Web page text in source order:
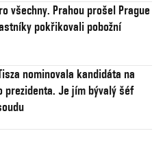
všechny. Prahou prošel Prague
pokřikovali pobožní
nominovala kandidáta na
prezidenta. Je jím bývalý šéf